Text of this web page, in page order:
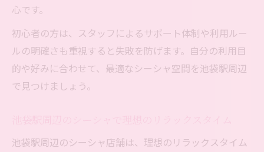
心です。
初心者の方は、スタッフによるサポート体制や利用ルー
ルの明確さも重視すると失敗を防げます。自分の利用目
的や好みに合わせて、最適なシーシャ空間を池袋駅周辺
で見つけましょう。
池袋駅周辺のシーシャ店舗は、理想のリラックスタイム